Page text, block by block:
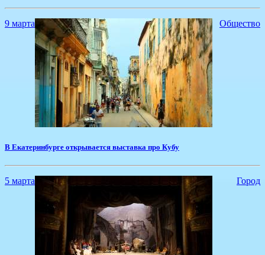
9 марта Общество
​В Екатеринбурге открывается выставка про Кубу
5 марта Город